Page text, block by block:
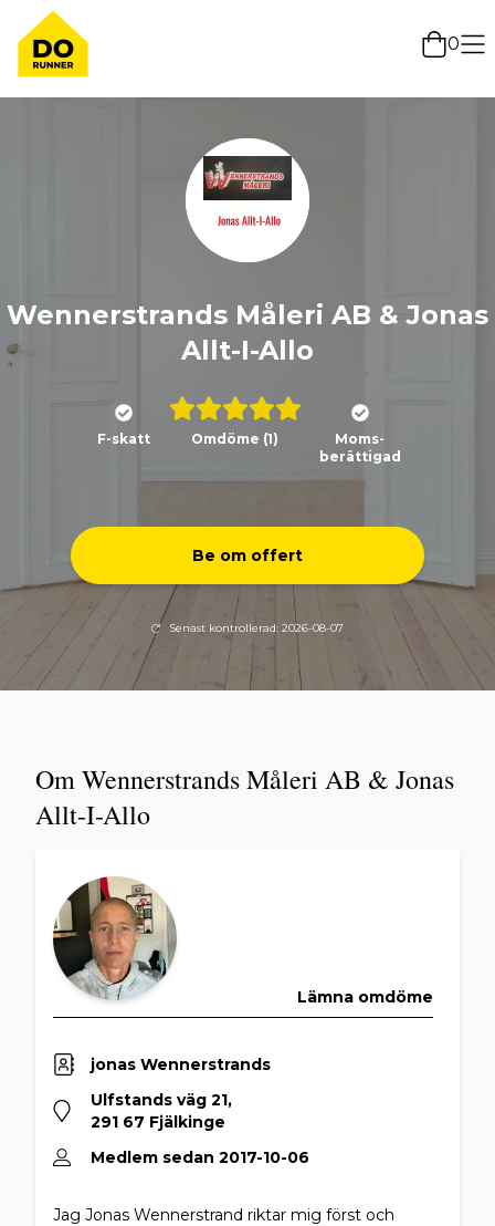
0
Wennerstrands Måleri AB & Jonas
Allt-I-Allo
F-skatt Omdöme (1)
Moms-
berättigad
Be om offert
Senast kontrollerad: 2026-08-07
Om Wennerstrands Måleri AB & Jonas
Allt-I-Allo
Lämna omdöme
jonas Wennerstrands
Ulfstands väg 21,
291 67 Fjälkinge
Medlem sedan 2017-10-06
Jag Jonas Wennerstrand riktar mig först och